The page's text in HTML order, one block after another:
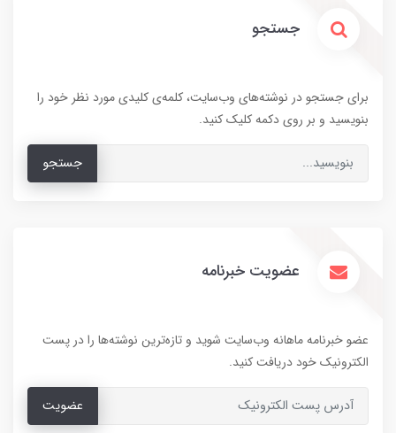
جستجو
برای جستجو در نوشته‌های وب‌سایت، کلمه‌ی کلیدی مورد نظر خود را
بنویسید و بر روی دکمه کلیک کنید.
جستجو
عضویت خبرنامه
عضو خبرنامه ماهانه وب‌سایت شوید و تازه‌ترین نوشته‌ها را در پست
الکترونیک خود دریافت کنید.
عضویت